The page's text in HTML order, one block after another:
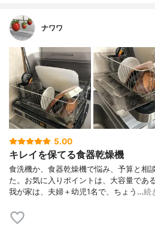
ナワワ
5.00
キレイを保てる食器乾燥機
食洗機か、食器乾燥機で悩み、予算と相
た。お気に入りポイントは、大容量であ
我が家は、夫婦＋幼児1名で、ちょう…続